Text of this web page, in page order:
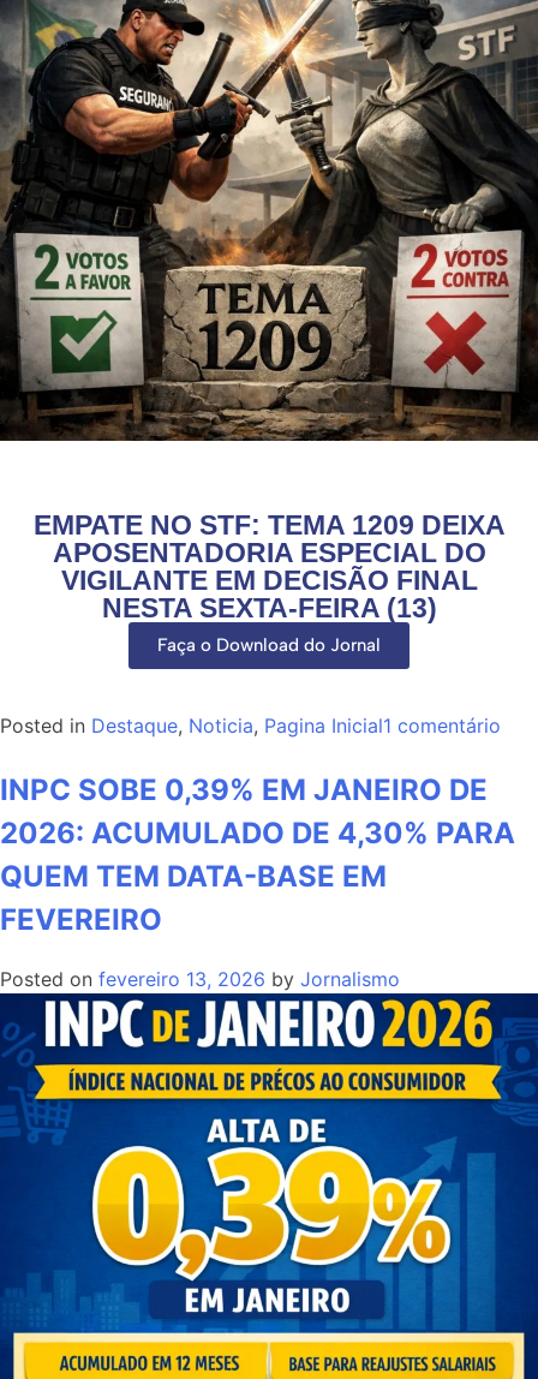
EMPATE NO STF: TEMA 1209 DEIXA
APOSENTADORIA ESPECIAL DO
VIGILANTE EM DECISÃO FINAL
NESTA SEXTA-FEIRA (13)
Faça o Download do Jornal
Posted in Destaque, Noticia, Pagina Inicial1 comentário
INPC SOBE 0,39% EM JANEIRO DE
2026: ACUMULADO DE 4,30% PARA
QUEM TEM DATA-BASE EM
FEVEREIRO
Posted on fevereiro 13, 2026 by Jornalismo